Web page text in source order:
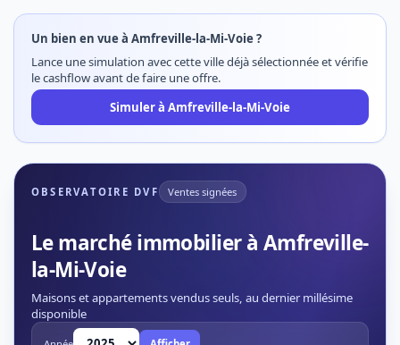
Un bien en vue à Amfreville-la-Mi-Voie ?
Lance une simulation avec cette ville déjà sélectionnée et vérifie
le cashflow avant de faire une offre.
Simuler à Amfreville-la-Mi-Voie
OBSERVATOIRE DVF Ventes signées
Le marché immobilier à Amfreville-
la-Mi-Voie
Maisons et appartements vendus seuls, au dernier millésime
disponible